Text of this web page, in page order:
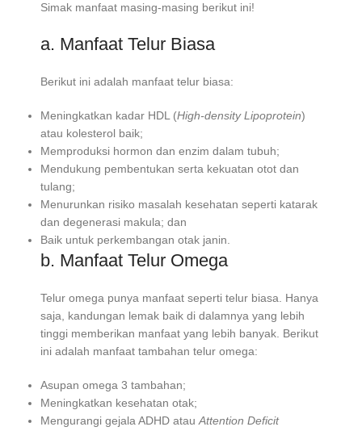
Simak manfaat masing-masing berikut ini!
a. Manfaat Telur Biasa
Berikut ini adalah manfaat telur biasa:
Meningkatkan kadar HDL (High-density Lipoprotein)
atau kolesterol baik;
Memproduksi hormon dan enzim dalam tubuh;
Mendukung pembentukan serta kekuatan otot dan
tulang;
Menurunkan risiko masalah kesehatan seperti katarak
dan degenerasi makula; dan
Baik untuk perkembangan otak janin.
b. Manfaat Telur Omega
Telur omega punya manfaat seperti telur biasa. Hanya
saja, kandungan lemak baik di dalamnya yang lebih
tinggi memberikan manfaat yang lebih banyak. Berikut
ini adalah manfaat tambahan telur omega:
Asupan omega 3 tambahan;
Meningkatkan kesehatan otak;
Mengurangi gejala ADHD atau Attention Deficit